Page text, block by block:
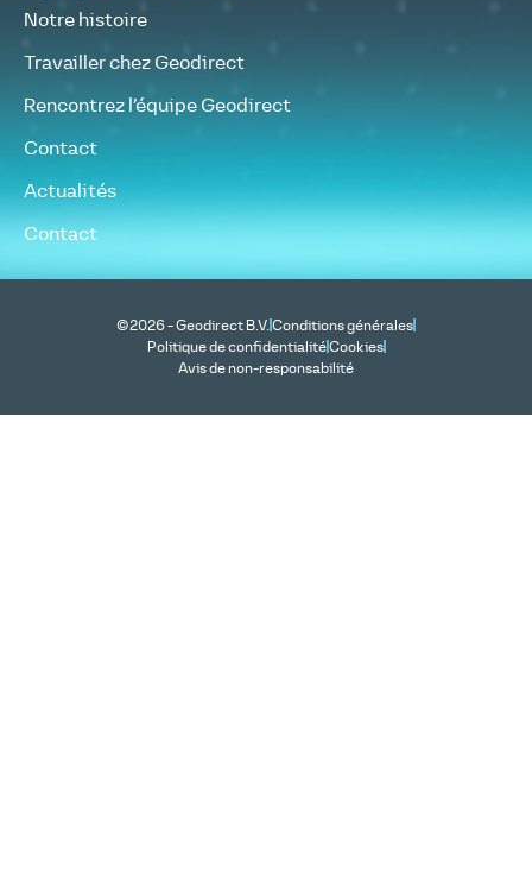
Notre histoire
Travailler chez Geodirect
Rencontrez l’équipe Geodirect
Contact
Actualités
Contact
©2026 - Geodirect B.V. Conditions générales
Politique de confidentialité Cookies
Avis de non-responsabilité